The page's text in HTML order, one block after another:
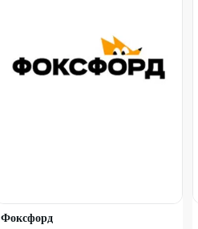
Фоксфорд